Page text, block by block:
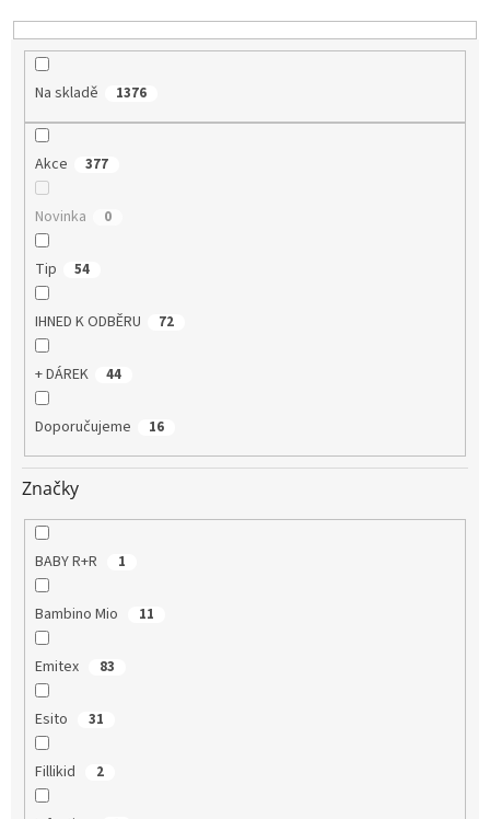
k
t
Na skladě 1376
Akce 377
Novinka 0
Tip 54
IHNED K ODBĚRU 72
+ DÁREK 44
Doporučujeme 16
Značky
BABY R+R 1
Bambino Mio 11
Emitex 83
Esito 31
Fillikid 2